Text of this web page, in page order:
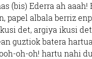
(bis) Ederra ah
papel albala berriz
det, argiya ikusi
guztiok batera
oh-oh! hartu nahi